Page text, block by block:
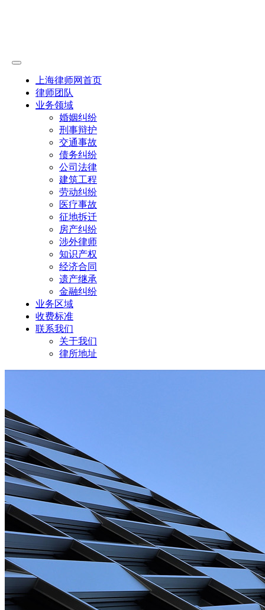
上海律师网首页
律师团队
业务领域
婚姻纠纷
刑事辩护
交通事故
债务纠纷
公司法律
建筑工程
劳动纠纷
医疗事故
征地拆迁
房产纠纷
涉外律师
知识产权
经济合同
遗产继承
金融纠纷
业务区域
收费标准
联系我们
关于我们
律所地址